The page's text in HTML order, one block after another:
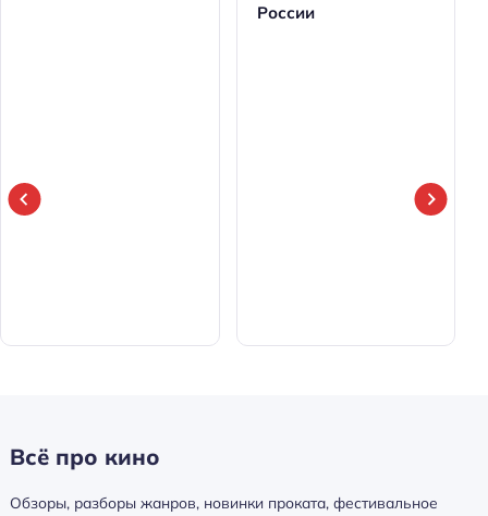
России
Всё про кино
Обзоры, разборы жанров, новинки проката, фестивальное